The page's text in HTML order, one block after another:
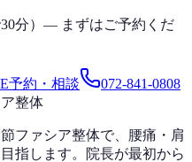
分）— まずはご予約くだ
予約・相談
072-841-0808
整体
ファシア整体で、腰痛・肩
指します。院長が最初から